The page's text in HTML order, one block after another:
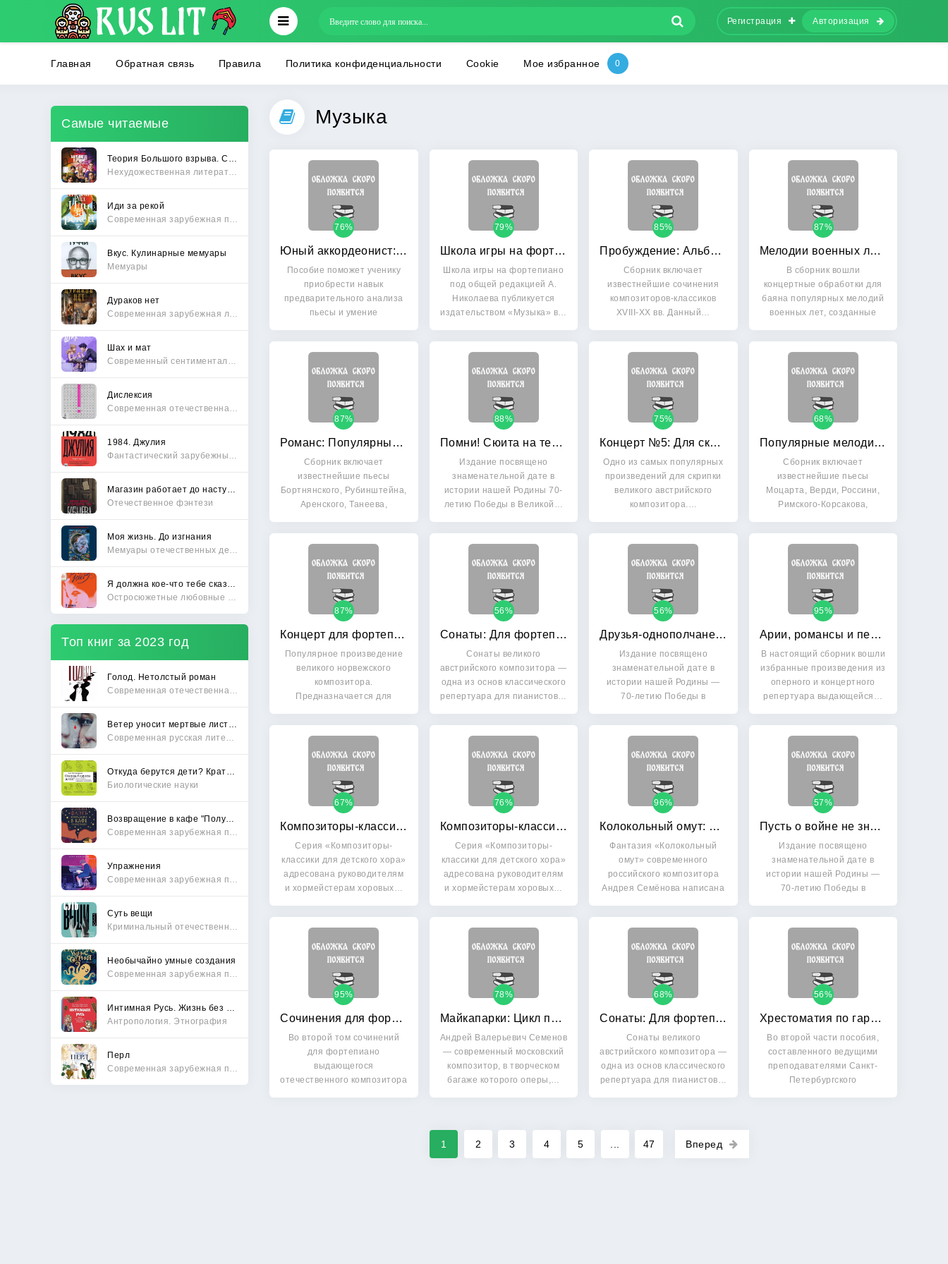
Регистрация Авторизация
Главная Обратная связь Правила Политика конфиденциальности Cookie Мое избранное
Самые читаемые
Иди за рекой
Вкус. Кулинарные мемуары
Мемуары
Дураков нет
Шах и мат
Дислексия
1984. Джулия
Отечественное фэнтези
Моя жизнь. До изгнания
Топ книг за 2023 год
Голод. Нетолстый роман
Биологические науки
Упражнения
Суть вещи
Необычайно умные создания
Антропология. Этнография
Перл
Музыка
Юный аккордеонист: Часть 1
76%
Пособие поможет ученику
приобрести навык
предварительного анализа
пьесы и умение
Школа игры на фортепиано
79%
Школа игры на фортепиано
под общей редакцией А.
Николаева публикуется
издательством «Музыка» в…
Пробуждение: Альбом популярных пьес. Для виолончели и фортепиано
85%
Сборник включает
известнейшие сочинения
композиторов-классиков
XVIII-XX вв. Данный…
Мелодии военных лет: Концертные обработки для баяна А. Беляева
87%
В сборник вошли
концертные обработки для
баяна популярных мелодий
военных лет, созданные
Романс: Популярные пьесы. Для скрипки и фортепиано
87%
Сборник включает
известнейшие пьесы
Бортнянского, Рубинштейна,
Аренского, Танеева,
Помни! Сюита на темы песен о Великой Отечественной войне: Для детского хора
88%
Издание посвящено
знаменательной дате в
истории нашей Родины 70-
летию Победы в Великой…
Концерт №5: Для скрипки с оркестром. Клавир
75%
Одно из самых популярных
произведений для скрипки
великого австрийского
композитора.…
Популярные мелодии из опер: Переложение для скрипки и фортепиано
68%
Сборник включает
известнейшие пьесы
Моцарта, Верди, Россини,
Римского-Корсакова,
Концерт для фортепиано с оркестром: Переложение для двух фортепиано
87%
Популярное произведение
великого норвежского
композитора.
Предназначается для
Сонаты: Для фортепиано. Выпуск 1
56%
Сонаты великого
австрийского композитора —
одна из основ классического
репертуара для пианистов…
Друзья-однополчане: Лучшие песни о Великой Отечественной войне
56%
Издание посвящено
знаменательной дате в
истории нашей Родины —
70-летию Победы в
Арии, романсы и песни из репертуара Д: Я. Пантофель-Нечецкой. Для колоратурного сопрано и фортепиано
95%
В настоящий сборник вошли
избранные произведения из
оперного и концертного
репертуара выдающейся…
Композиторы-классики для детского хора: Выпуск 12. Л. Бетховен
67%
Серия «Композиторы-
классики для детского хора»
адресована руководителям
и хормейстерам хоровых…
Композиторы-классики для детского хора: Выпуск 13. И. С. Бах
76%
Серия «Композиторы-
классики для детского хора»
адресована руководителям
и хормейстерам хоровых…
Колокольный омут: Фантазия для голоса и фортепиано по сказке Г. Х. Андерсена
96%
Фантазия «Колокольный
омут» современного
российского композитора
Андрея Семёнова написана
Пусть о войне не знают дети: Песни о Великой Отечественной войне. Для детского (женского) хора без сопровождения
57%
Издание посвящено
знаменательной дате в
истории нашей Родины —
70-летию Победы в
Сочинения для фортепиано: В 2-х томах. Том 2
95%
Во второй том сочинений
для фортепиано
выдающегося
отечественного композитора
Майкапарки: Цикл пьес для фортепиано в четыре руки с пением и декламацией
78%
Андрей Валерьевич Семенов
— современный московский
композитор, в творческом
багаже которого оперы,…
Сонаты: Для фортепиано. В 3-х выпусках. Выпуск 2
68%
Сонаты великого
австрийского композитора —
одна из основ классического
репертуара для пианистов…
Хрестоматия по гармоническому анализу: На материале популярной музыки. Часть 2. Альтерация
56%
Во второй части пособия,
составленного ведущими
преподавателями Санкт-
Петербургского
1 2 3 4 5 47 Вперед